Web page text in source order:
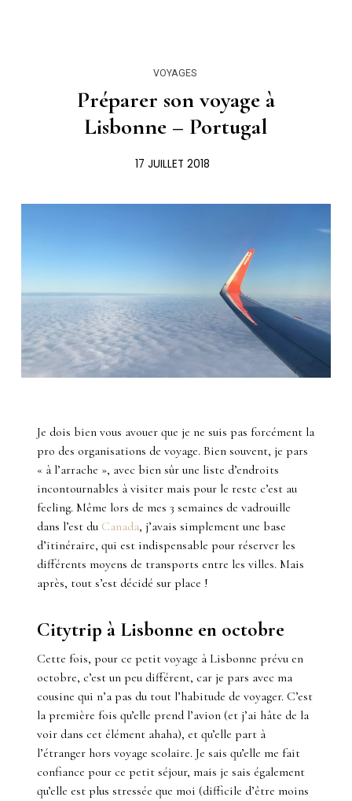
VOYAGES
Préparer son voyage à
Lisbonne – Portugal
17 JUILLET 2018
Je dois bien vous avouer que je ne suis pas forcément la
pro des organisations de voyage. Bien souvent, je pars
« à l’arrache », avec bien sûr une liste d’endroits
incontournables à visiter mais pour le reste c’est au
feeling. Même lors de mes 3 semaines de vadrouille
dans l’est du Canada, j’avais simplement une base
d’itinéraire, qui est indispensable pour réserver les
différents moyens de transports entre les villes. Mais
après, tout s’est décidé sur place !
Citytrip à Lisbonne en octobre
Cette fois, pour ce petit voyage à Lisbonne prévu en
octobre, c’est un peu différent, car je pars avec ma
cousine qui n’a pas du tout l’habitude de voyager. C’est
la première fois qu’elle prend l’avion (et j’ai hâte de la
voir dans cet élément ahaha), et qu’elle part à
l’étranger hors voyage scolaire. Je sais qu’elle me fait
confiance pour ce petit séjour, mais je sais également
qu’elle est plus stressée que moi (difficile d’être moins